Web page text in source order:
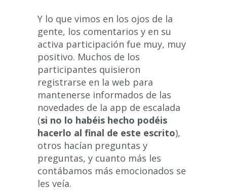
Y lo que vimos en los ojos de la
gente, los comentarios y en su
activa participación fue muy, muy
positivo. Muchos de los
participantes quisieron
registrarse en la web para
mantenerse informados de las
novedades de la app de escalada
(si no lo habéis hecho podéis
hacerlo al final de este escrito),
otros hacían preguntas y
preguntas, y cuanto más les
contábamos más emocionados se
les veía.